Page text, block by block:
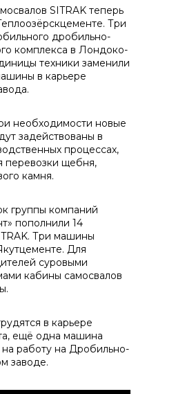
неликвидов
закупок
50 50
SITRAK теперь
Три
дробильно-
комплекса в Лондоко-
техники заменили
в карьере
необходимости новые
задействованы в
процессах,
перевозки щебня,
камня.
группы компаний
пополнили 14
Три машины
Для
суровыми
кабины самосвалов
в карьере
ещё одна машина
работу на Дробильно-
заводе.